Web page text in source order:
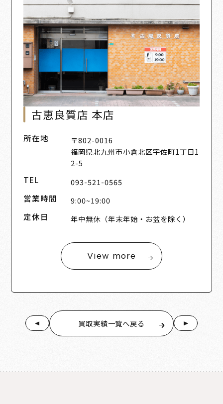
古恵良質店 本店
所在地
〒802-0016
福岡県北九州市小倉北区宇佐町1丁目1
2-5
TEL 093-521-0565
営業時間 9:00~19:00
定休日 年中無休（年末年始・お盆を除く）
View more
買取実績一覧へ戻る